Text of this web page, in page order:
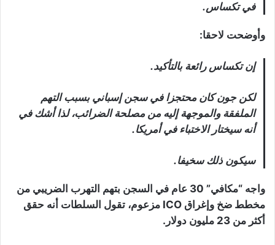
في تكساس.
وأوضحت لاحقا:
إن تكساس رائعة بالتأكيد.
لكن جون كان محتجزا في سجن إسباني بسبب التهم
الملفقة والموجهة إليه من مصلحة الضرائب، لذا أشك في
أنه سيختار الاختباء في أمريكا.
سيكون ذلك سخيفا.
واجه “مكافي” 30 عام في السجن بتهم التهرب الضريبي من
مخطط ضخ وإغراق ICO مزعوم، تقول السلطات أنه حقق
أكثر من 23 مليون دولار.